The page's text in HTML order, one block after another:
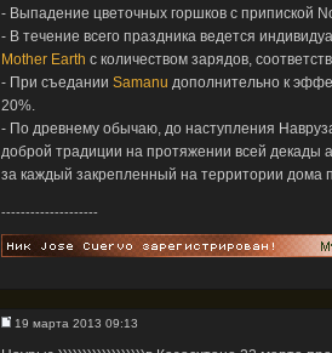
- Выпадение цветочных горшков с припиской
- В течение всего праздника ведется
Mother Earth с количеством зарядов,
- При съедании Samanu дополнительно к
20%.
- По древнему обычаю, до наступления
доброй традиции на протяжении всей
за каждый закрепленный на территории дома
--------------------
19 марта 2013 09:13